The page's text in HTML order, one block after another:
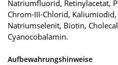
Natriumfluorid, Retinylacetat,
Chrom-III-Chlorid,
Natriumselenit, Biotin,
Cyanocobalamin.
Aufbewahrungshinweise